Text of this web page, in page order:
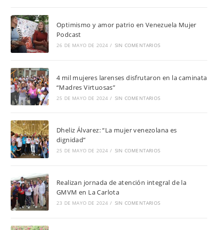
Optimismo y amor patrio en Venezuela Mujer
Podcast
26 DE MAYO DE 2024 / SIN COMENTARIOS
4 mil mujeres larenses disfrutaron en la caminata
“Madres Virtuosas”
25 DE MAYO DE 2024 / SIN COMENTARIOS
Dheliz Álvarez: “La mujer venezolana es
dignidad”
25 DE MAYO DE 2024 / SIN COMENTARIOS
Realizan jornada de atención integral de la
GMVM en La Carlota
23 DE MAYO DE 2024 / SIN COMENTARIOS